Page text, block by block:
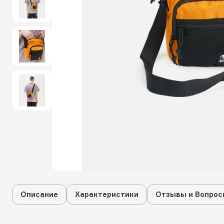
Описание Характеристики Отзывы и